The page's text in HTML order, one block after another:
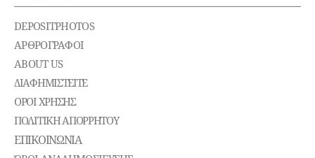
DEPOSITPHOTOS
ΑΡΘΡΟΓΡΑΦΟΙ
ABOUT US
ΔΙΑΦΗΜΙΣΤΕΊΤΕ
ΌΡΟΙ ΧΡΉΣΗΣ
ΠΟΛΙΤΙΚΉ ΑΠΟΡΡΉΤΟΥ
ΕΠΙΚΟΙΝΩΝΊΑ